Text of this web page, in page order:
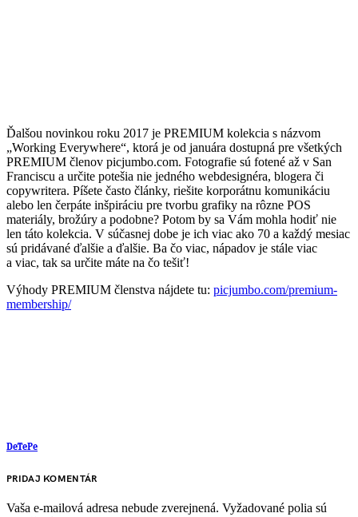
Ďalšou novinkou roku 2017 je PREMIUM kolekcia s názvom
„Working Everywhere“, ktorá je od januára dostupná pre všetkých
PREMIUM členov picjumbo.com. Fotografie sú fotené až v San
Franciscu a určite potešia nie jedného webdesignéra, blogera či
copywritera. Píšete často články, riešite korporátnu komunikáciu
alebo len čerpáte inšpiráciu pre tvorbu grafiky na rôzne POS
materiály, brožúry a podobne? Potom by sa Vám mohla hodiť nie
len táto kolekcia. V súčasnej dobe je ich viac ako 70 a každý mesiac
sú pridávané ďalšie a ďalšie. Ba čo viac, nápadov je stále viac
a viac, tak sa určite máte na čo tešiť!
Výhody PREMIUM členstva nájdete tu: picjumbo.com/premium-
membership/
DeTePe
PRIDAJ KOMENTÁR
Vaša e-mailová adresa nebude zverejnená. Vyžadované polia sú